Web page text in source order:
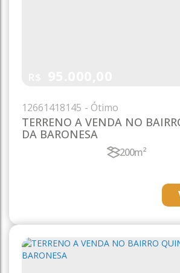
TERRENO A VENDA NO
DA BARONESA
12661418145
200m²